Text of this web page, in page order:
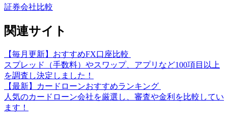
証券会社比較
関連サイト
【毎月更新】おすすめFX口座比較
スプレッド（手数料）やスワップ、アプリなど100項目以上
を調査し決定しました！
【最新】カードローンおすすめランキング
人気のカードローン会社を厳選し、審査や金利を比較してい
ます！